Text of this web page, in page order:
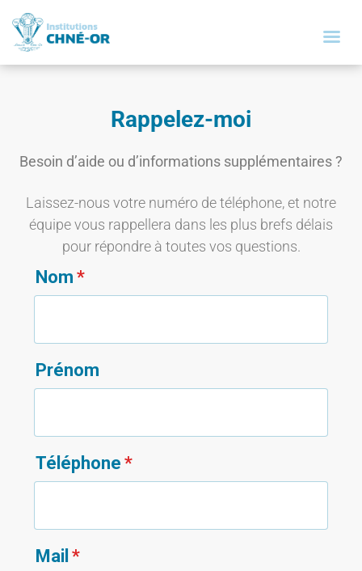
Rappelez-moi
Besoin d’aide ou d’informations supplémentaires ?
Laissez-nous votre numéro de téléphone, et notre
équipe vous rappellera dans les plus brefs délais
pour répondre à toutes vos questions.